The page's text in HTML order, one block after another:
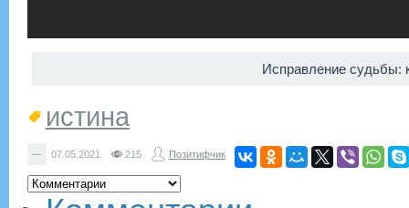
Исправление судьбы:
истина
— 07.05.2021 215 Позитифчик